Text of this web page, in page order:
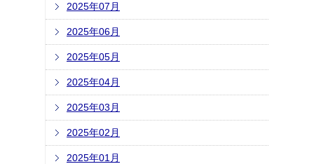
2025年07月
2025年06月
2025年05月
2025年04月
2025年03月
2025年02月
2025年01月